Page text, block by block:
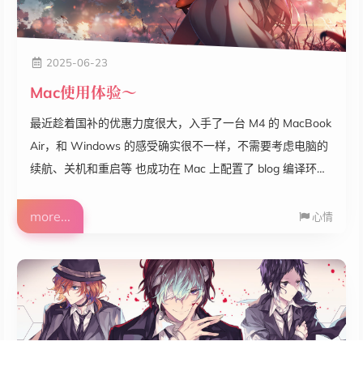
2025-06-23
Mac使用体验～
最近趁着国补的优惠力度很大，入手了一台 M4 的 MacBook
Air，和 Windows 的感受确实很不一样，不需要考虑电脑的
续航、关机和重启等 也成功在 Mac 上配置了 blog 编译环
录下来 Mac 的一些使用体验，坚持记录自己的生活吧～ 在
Mac 上运行不同架构的 docker 容器
yuwang@YudeMacBook-Air github-actions-demo %
uname -aDarwin YudeMacBook-Air.local 24.6.0 Darwin
Kernel Version 24.6.0:...
心情
more...